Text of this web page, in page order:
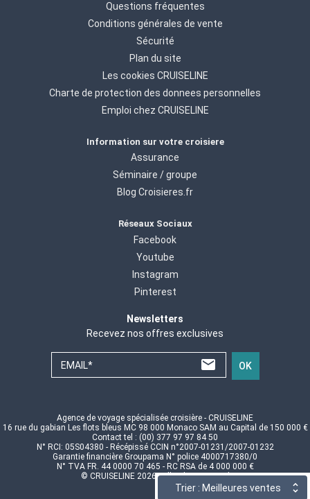
Trier : Meilleures ventes
Questions fréquentes
Conditions générales de vente
Sécurité
Plan du site
Les cookies CRUISELINE
Charte de protection des donnees personnelles
Emploi chez CRUISELINE
Information sur votre croisiere
Assurance
Séminaire / groupe
Blog Croisieres.fr
Réseaux Sociaux
Facebook
Youtube
Instagram
Pinterest
Newsletters
Recevez nos offres exclusives
EMAIL* OK
Agence de voyage spécialisée croisière - CRUISELINE
16 rue du gabian Les flots bleus MC 98 000 Monaco SAM au Capital de 150 000 €
Contact tel : (00) 377 97 97 84 50
N° RCI: 05S04380 - Récépissé CCIN n°2007-01231/2007-01232
Garantie financière Groupama N° police 4000717380/0
N° TVA FR. 44 0000 70 465 - RC RSA de 4 000 000 €
© CRUISELINE 2026 - all rights reserved